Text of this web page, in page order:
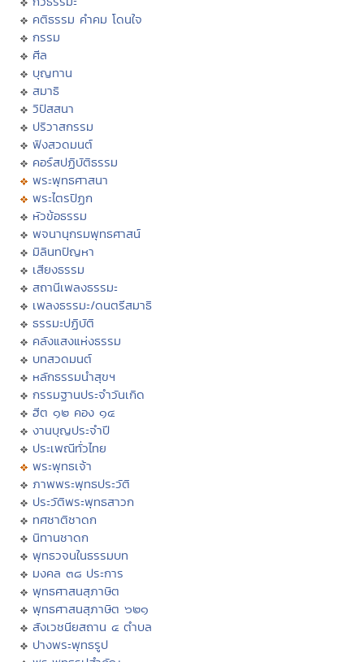
คติธรรม คำคม โดนใจ
กรรม
ศีล
บุญทาน
สมาธิ
วิปัสสนา
ปริวาสกรรม
ฟังสวดมนต์
คอร์สปฏิบัติธรรม
พระพุทธศาสนา
พระไตรปิฏก
หัวข้อธรรม
พจนานุกรมพุทธศาสน์
มิลินทปัญหา
เสียงธรรม
สถานีเพลงธรรมะ
เพลงธรรมะ/ดนตรีสมาธิ
ธรรมะปฏิบัติ
คลังแสงแห่งธรรม
บทสวดมนต์
หลักธรรมนำสุขฯ
กรรมฐานประจำวันเกิด
ฮีต ๑๒ คอง ๑๔
งานบุญประจำปี
ประเพณีทั่วไทย
พระพุทธเจ้า
ภาพพระพุทธประวัติ
ประวัติพระพุทธสาวก
ทศชาติชาดก
นิทานชาดก
พุทธวจนในธรรมบท
มงคล ๓๘ ประการ
พุทธศาสนสุภาษิต
พุทธศาสนสุภาษิต ๖๒๑
สังเวชนียสถาน ๔ ตำบล
ปางพระพุทธรูป